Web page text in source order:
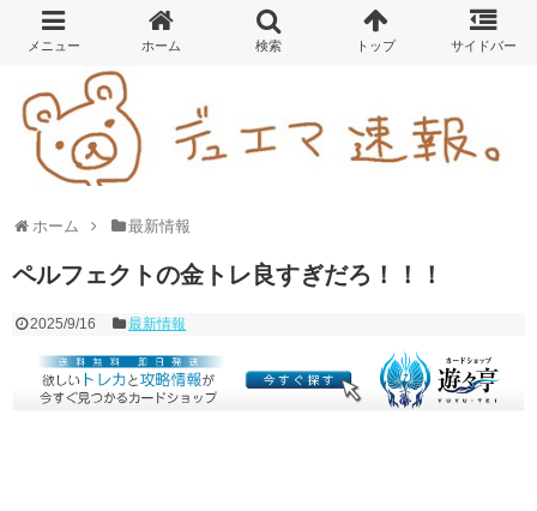
ホーム 最新情報
ペルフェクトの金トレ良すぎだろ！！！
2025/9/16 最新情報